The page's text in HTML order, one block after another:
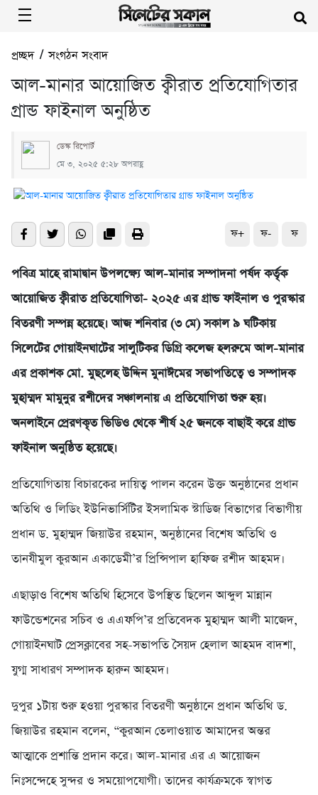
প্রচ্ছদ/সংগঠন সংবাদ
আল-মানার আয়োজিত ক্বীরাত প্রতিযোগিতার
গ্রান্ড ফাইনাল অনুষ্ঠিত
ডেস্ক রিপোর্ট
মে ৩, ২০২৫ ৫:২৮ অপরাহ্ণ
ফ+ ফ- ফ
পবিত্র মাহে রামাদ্বান উপলক্ষ্যে আল-মানার সম্পাদনা পর্ষদ কর্তৃক
আয়োজিত ক্বীরাত প্রতিযোগিতা- ২০২৫ এর গ্রান্ড ফাইনাল ও পুরস্কার
বিতরণী সম্পন্ন হয়েছে। আজ শনিবার (৩ মে) সকাল ৯ ঘটিকায়
সিলেটের গোয়াইনঘাটের সালুটিকর ডিগ্রি কলেজ হলরুমে আল-মানার
এর প্রকাশক মো. মুছলেহ উদ্দিন মুনাঈমের সভাপতিত্বে ও সম্পাদক
মুহাম্মদ মামুনুর রশীদের সঞ্চালনায় এ প্রতিযোগিতা শুরু হয়।
অনলাইনে প্রেরণকৃত ভিডিও থেকে শীর্ষ ২৫ জনকে বাছাই করে গ্রান্ড
ফাইনাল অনুষ্ঠিত হয়েছে।
প্রতিযোগিতায় বিচারকের দায়িত্ব পালন করেন উক্ত অনুষ্ঠানের প্রধান
অতিথি ও লিডিং ইউনিভার্সিটির ইসলামিক স্টাডিজ বিভাগের বিভাগীয়
প্রধান ড. মুহাম্মদ জিয়াউর রহমান, অনুষ্ঠানের বিশেষ অতিথি ও
তানযীমুল কুরআন একাডেমী’র প্রিন্সিপাল হাফিজ রশীদ আহমদ।
এছাড়াও বিশেষ অতিথি হিসেবে উপস্থিত ছিলেন আব্দুল মান্নান
ফাউন্ডেশনের সচিব ও এএফপি’র প্রতিবেদক মুহাম্মদ আলী মাজেদ,
গোয়াইনঘাট প্রেসক্লাবের সহ-সভাপতি সৈয়দ হেলাল আহমদ বাদশা,
যুগ্ম সাধারণ সম্পাদক হারুন আহমদ।
দুপুর ১টায় শুরু হওয়া পুরস্কার বিতরণী অনুষ্ঠানে প্রধান অতিথি ড.
জিয়াউর রহমান বলেন, “কুরআন তেলাওয়াত আমাদের অন্তর
আত্মাকে প্রশান্তি প্রদান করে। আল-মানার এর এ আয়োজন
নিঃসন্দেহে সুন্দর ও সময়োপযোগী। তাদের কার্যক্রমকে স্বাগত